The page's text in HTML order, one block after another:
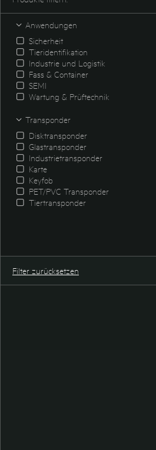
Anwendungen
Sicherheit
Tieridentifikation
Industrie und Logistik
Fass & Container
SEMI
Wartung & Prüftechnik
Transponder
Disktransponder
Glastransponder
Industrietransponder
Karte
Keyfob
PET/PVC Transponder
Tiertransponder
Filter zurücksetzen